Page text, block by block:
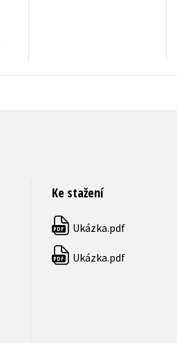
Ke stažení
PDF Ukázka.pdf
PDF Ukázka.pdf